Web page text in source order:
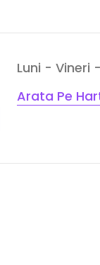
Luni - Vineri
Arata Pe